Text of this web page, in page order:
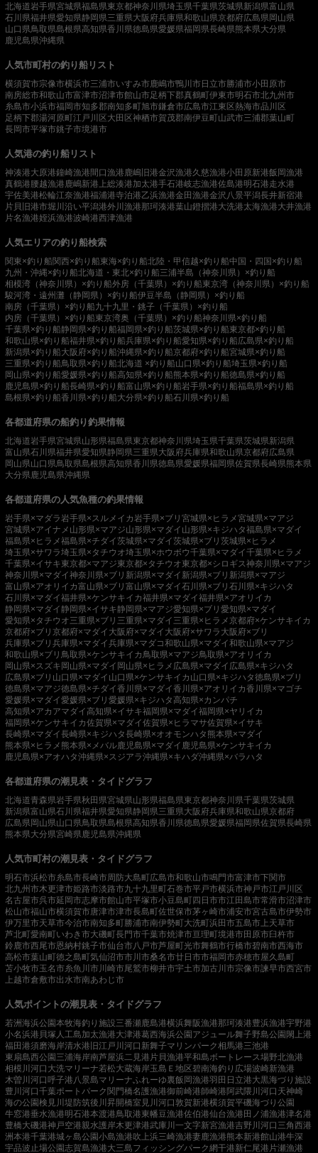
北海道岩手県宮城県福島県東京都神奈川県埼玉県千葉県茨城県新潟県富山県
石川県福井県愛知県静岡県三重県大阪府兵庫県和歌山県京都府広島県岡山県
山口県鳥取県島根県高知県香川県徳島県愛媛県福岡県長崎県熊本県大分県
鹿児島県沖縄県
人気市町村の釣り船リスト
横須賀市宗像市横浜市三浦市いすみ市鹿嶋市鴨川市 日立市勝浦市小田原市
南房総市和歌山市富津市沼津市館山市足柄下郡真鶴町伊東市明石市北九州市
糸島市小浜市福岡市知多郡南知多町旭市鎌倉市広島市江東区熱海市品川区
足柄下郡湯河原町江戸川区 大田区神栖市賀茂郡南伊豆町山武市三浦郡葉山町
長岡市平塚市銚子市境港市
人気港の釣り船リスト
神湊港大原港鐘崎漁港 間口漁港鹿嶋旧港金沢漁港久慈漁港小田原新港飯岡漁港
真鶴港 腰越漁港鹿嶋新港 上総湊港加太港手石港岐志漁港佐島港明石港走水港
宇佐美港松輪江奈漁港福浦港寺泊港乙浜漁港金田漁港金沢八景平潟長井新宿港
片貝旧港市堀川沿い平潟港外川漁港那珂湊港葉山鐙摺港大洗港太海漁港大井漁港
片名漁港姪浜漁港波崎港西津漁港
人気エリアの釣り船検索
関東×釣り船関西×釣り船東海×釣り船北陸・甲信越×釣り船中国・四国×釣り船
九州・沖縄×釣り船北海道・東北×釣り船三浦半島（神奈川県）×釣り船
相模湾（神奈川県）×釣り船外房（千葉県）×釣り船東京湾（神奈川県）×釣り船
駿河湾・遠州灘（静岡県）×釣り船伊豆半島（静岡県）×釣り船
南房（千葉県）×釣り船九十九里・銚子（千葉県）×釣り船
内房（千葉県）×釣り船東京湾奥（千葉県）×釣り船神奈川県×釣り船
千葉県×釣り船静岡県×釣り船福岡県×釣り船茨城県×釣り船東京都×釣り船
和歌山県×釣り船福井県×釣り船兵庫県×釣り船愛知県×釣り船広島県×釣り船
新潟県×釣り船大阪府×釣り船沖縄県×釣り船京都府×釣り船宮城県×釣り船
三重県×釣り船鳥取県×釣り船北海道 ×釣り船山口県×釣り船埼玉県×釣り船
岡山県×釣り船愛媛県×釣り船高知県×釣り船熊本県×釣り船徳島県×釣り船
鹿児島県×釣り船長崎県×釣り船富山県×釣り船岩手県×釣り船福島県×釣り船
島根県×釣り船香川県×釣り船大分県×釣り船石川県×釣り船
各都道府県の船釣り釣果情報
北海道岩手県宮城県山形県福島県東京都神奈川県埼玉県千葉県茨城県新潟県
富山県石川県福井県愛知県静岡県三重県大阪府兵庫県和歌山県京都府広島県
岡山県山口県鳥取県島根県高知県香川県徳島県愛媛県福岡県佐賀県長崎県熊本県
大分県鹿児島県沖縄県
各都道府県の人気魚種の釣果情報
岩手県×マダラ岩手県×スルメイカ岩手県×ブリ 宮城県×ヒラメ宮城県×マアジ
宮城県×アイナメ 山形県×マアジ山形県×マダイ 山形県×キジハタ福島県×マダイ
福島県×ヒラメ福島県×チダイ茨城県×マダイ茨城県×ブリ 茨城県×ヒラメ
埼玉県×サワラ埼玉県×タチウオ埼玉県×ホウボウ千葉県×マダイ千葉県×ヒラメ
千葉県×イサキ東京都×マアジ東京都×タチウオ東京都×シロギス神奈川県×マアジ
神奈川県×マダイ神奈川県×ブリ 新潟県×マダイ 新潟県×ブリ 新潟県×マアジ
富山県×アオリイカ富山県×ブリ 富山県×マダイ石川県×ブリ 石川県×キジハタ
石川県×マダイ福井県×ケンサキイカ福井県×マダイ福井県×アオリイカ
静岡県×マダイ 静岡県×イサキ静岡県×マアジ愛知県×ブリ 愛知県×マダイ
愛知県×タチウオ三重県×ブリ 三重県×マダイ 三重県×ヒラメ京都府×ケンサキイカ
京都府×ブリ 京都府×マダイ 大阪府×マダイ 大阪府×サワラ 大阪府×ブリ
兵庫県×ブリ 兵庫県×マダイ兵庫県×マダコ和歌山県×マダイ和歌山県×マアジ
和歌山県×ブリ 鳥取県×ケンサキイカ鳥取県×マアジ鳥取県×アオリイカ
岡山県×スズキ 岡山県×マダイ 岡山県×ヒラメ 広島県×マダイ 広島県×キジハタ
広島県×ブリ 山口県×マダイ 山口県×ケンサキイカ 山口県×キジハタ徳島県×ブリ
徳島県×マアジ徳島県×チダイ香川県×マダイ香川県×アオリイカ香川県×マゴチ
愛媛県×マダイ愛媛県×ブリ 愛媛県×キジハタ高知県×カンパチ
高知県×アカアマダイ高知県×イサキ福岡県×マダイ福岡県×ヤリイカ
福岡県×ケンサキイカ佐賀県×マダイ佐賀県×ヒラマサ佐賀県×イサキ
長崎県×マダイ長崎県×キジハタ長崎県×オオモンハタ 熊本県×マダイ
熊本県×ヒラメ 熊本県×メバル鹿児島県×マダイ 鹿児島県×ケンサキイカ
鹿児島県×アオハタ沖縄県×スジアラ沖縄県×キハダ沖縄県×バラハタ
各都道府県の潮見表・タイドグラフ
北海道青森県岩手県秋田県宮城県山形県福島県東京都神奈川県千葉県茨城県
新潟県富山県石川県福井県愛知県静岡県三重県大阪府兵庫県和歌山県京都府
広島県岡山県山口県鳥取県島根県高知県香川県徳島県愛媛県福岡県佐賀県長崎県
熊本県大分県宮崎県鹿児島県沖縄県
人気市町村の潮見表・タイドグラフ
明石市浜松市糸島市長崎市周防大島町広島市和歌山市鳴門市富津市下関市
北九州市木更津市姫路市淡路市九十九里町石巻市平戸市横浜市神戸市江戸川区
名古屋市呉市延岡市志摩市館山市平塚市小豆島町四日市市江田島市常滑市沼津市
松山市福山市横須賀市唐津市津市長島町佐世保市茅ヶ崎市浦安市宮古島市伊勢市
伊万里市天草市今治市南知多町勝浦市南伊勢町大洗町浜田市五島市 上天草市
芦北町愛南町いわき市大磯町長門市千葉市焼津市亘理町境港市田原市臼杵市
鈴鹿市西尾市恩納村銚子市仙台市八戸市芦屋町光市舞鶴市行橋市碧南市西海市
高松市葉山町徳之島町気仙沼市市川市桑名市廿日市市福岡市赤穂市屋久島町
苫小牧市玉名市糸魚川市川崎市尾鷲市柳井市宇土市加古川市宗像市諫早市西宮市
上越市倉敷市出水市南あわじ市
人気ポイントの潮見表・タイドグラフ
若洲海浜公園本牧海釣り施設三番瀬鹿島港横浜舞阪漁港那珂湊港豊浜漁港宇野港
小名浜港 貝塚人工島加太漁港大津港葛西海浜公園 アジュール舞子野島公園 閖上港
福田港須磨海岸清水港 旧江戸川河口 新舞子マリンパーク相馬港三池港
東扇島西公園 三浦海岸南芦屋浜二見港 片貝漁港平和島ボートレース場野北漁港
相模川河口 大洗マリーナ若松大蔵海岸玉島Ｅ地区碧南海釣り広場波崎新漁港
木曽川河口呼子港八景島マリーナふれーゆ裏飯岡漁港羽田 日立港大黒海づり施設
豊川河口千葉ポートパーク 関門橋名護漁港御前崎港師崎港 阿武隈川河口 天神崎
海の公園検見川堤防筑後川昇開橋室見川河口敦賀新港横須賀平磯海づり公園
牛窓港垂水漁港明石港本渡港鳥取港東幡豆漁港佐伯港仙台漁港 田ノ浦漁港津名港
豊橋大磯港神戸空港親水護岸木更津港武庫川一文字新宮漁港吉野川河口 三角西港
洲本港千葉港城ヶ島公園小島漁港吹上浜三崎漁港妻鹿漁港熊本新港館山港牛深
宇品波止場公園志賀島漁港大三島フィッシングパーク網干港新仁尾港 片瀬漁港